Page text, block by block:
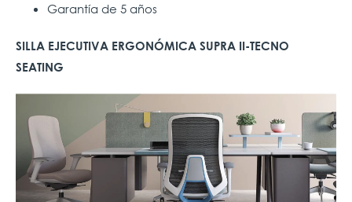
Garantía de 5 años
SILLA EJECUTIVA ERGONÓMICA SUPRA II-TECNO
SEATING